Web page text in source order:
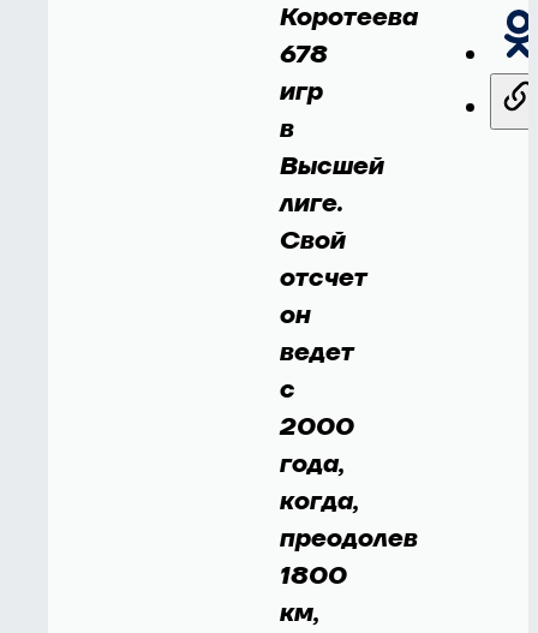
Коротеева
678
игр
в
Высшей
лиге.
Свой
отсчет
он
ведет
с
2000
года,
когда,
преодолев
1800
км,